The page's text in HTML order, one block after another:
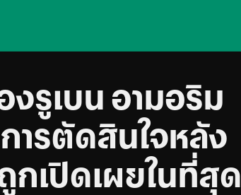
งรูเบน อามอริม
ารตัดสินใจหลัง
กเปิดเผยในที่สุด